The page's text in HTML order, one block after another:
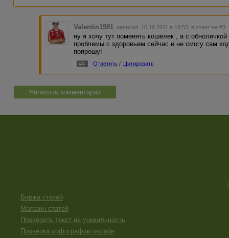
Valentin1981 написал 10.10.2011 в 19:53 в ответ на #3
ну я хочу тут поменять кошелек , а с
проблемы с здоровьем сейчас и не смогу сам
попрошу!
#4 Ответить / Цитировать
Написать комментарий
Биржа статей
Магазин статей
Проверить текст на уникальность
Проверка орфографии онлайн